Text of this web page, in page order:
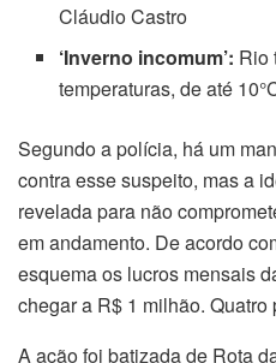
Cláudio Castro
‘Inverno incomum’: Rio
temperaturas, de até
Segundo a polícia, há um
contra esse suspeito, mas a
revelada para não
em andamento. De acordo
esquema os lucros mensais
chegar a R$ 1 milhão.
A ação foi batizada de Rota